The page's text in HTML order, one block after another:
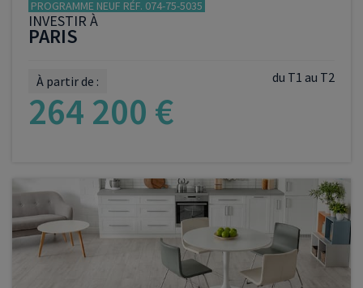
PROGRAMME NEUF RÉF. 074-75-5035
INVESTIR À
PARIS
du T1 au T2
À partir de :
264 200 €
VOIR LE PROGRAMME